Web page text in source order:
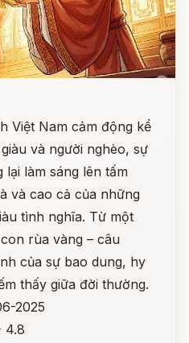
Việt Nam cảm động kể
và người nghèo, sự
làm sáng lên tấm
và cao cả của những
tình nghĩa. Từ một
rùa vàng – câu
của sự bao dung, hy
thấy giữa đời thường.
2025
4.8